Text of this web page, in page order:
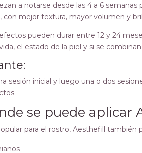
a notarse desde las 4 a 6 semanas
con mejor textura, mayor volumen y
pueden durar entre 12 y 24
el estado de la piel y si se
sesión inicial y luego una o dos
se puede aplicar
para el rostro, Aesthefill también